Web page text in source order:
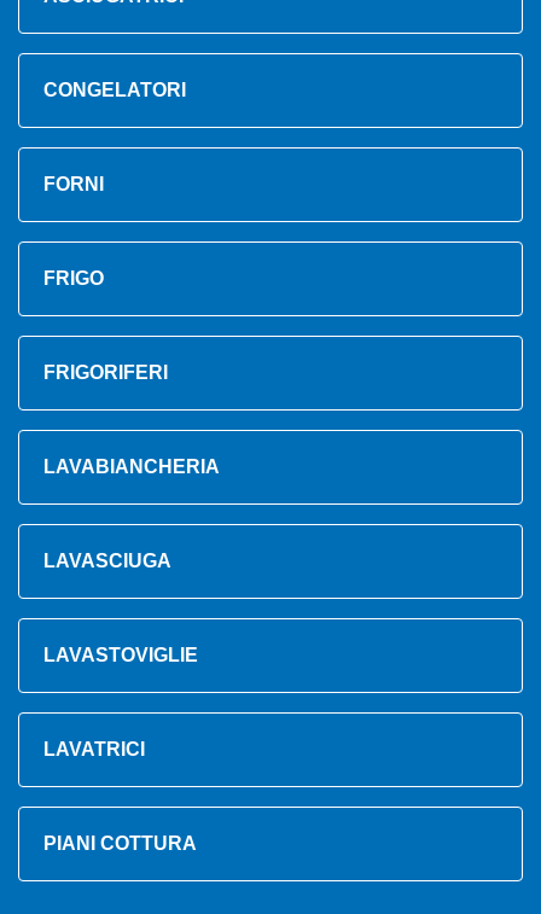
CONGELATORI
FORNI
FRIGO
FRIGORIFERI
LAVABIANCHERIA
LAVASCIUGA
LAVASTOVIGLIE
LAVATRICI
PIANI COTTURA